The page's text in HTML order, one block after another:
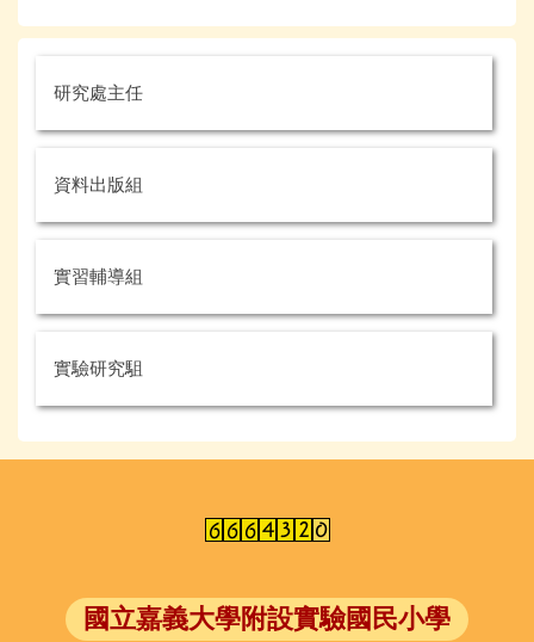
研究處主任
資料出版組
實習輔導組
實驗研究駔
國立嘉義大學附設實驗國民小學